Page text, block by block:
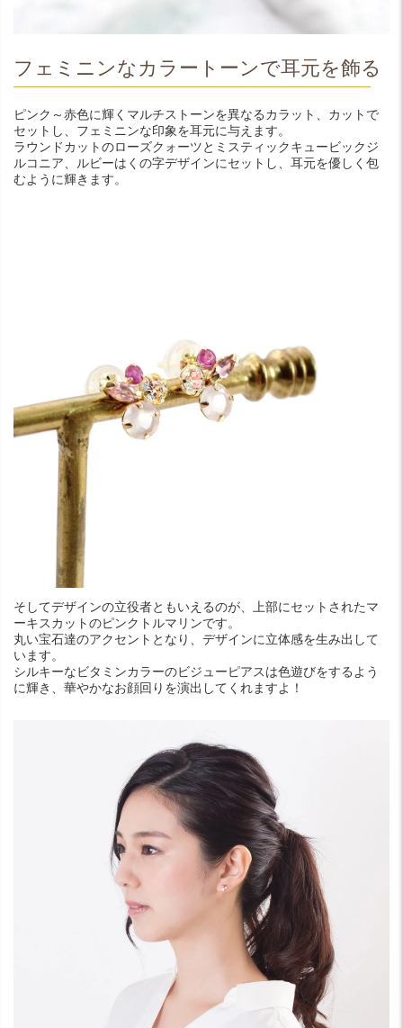
フェミニンなカラートーンで耳元を飾る
ピンク～赤色に輝くマルチストーンを異なるカラット、カットで
セットし、フェミニンな印象を耳元に与えます。
ラウンドカットのローズクォーツとミスティックキュービックジ
ルコニア、ルビーはくの字デザインにセットし、耳元を優しく包
むように輝きます。
そしてデザインの立役者ともいえるのが、上部にセットされたマ
ーキスカットのピンクトルマリンです。
丸い宝石達のアクセントとなり、デザインに立体感を生み出して
います。
シルキーなビタミンカラーのビジューピアスは色遊びをするよう
に輝き、華やかなお顔回りを演出してくれますよ！